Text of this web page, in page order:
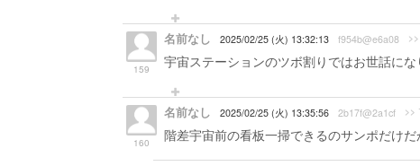
159
名前なし 2025/02/25 (火) 13:32:13 f954b@e6a08
宇宙ステーションのツボ割りではお世話に
160
名前なし 2025/02/25 (火) 13:35:56 2b17f@2a1cf >>
階差宇宙前の看板一掃できるのサンポだけ